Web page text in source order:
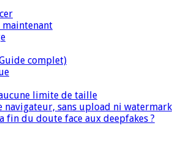
complet)
limite de taille
navigateur, sans upload ni watermark
fin du doute face aux deepfakes ?